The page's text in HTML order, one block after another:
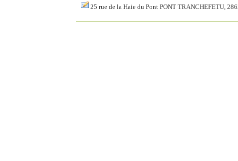
25 rue de la Haie du Pont PONT TRANCHEFETU,